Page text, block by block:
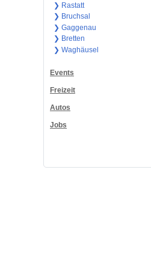
❯ Rastatt
❯ Bruchsal
❯ Gaggenau
❯ Bretten
❯ Waghäusel
Events
Freizeit
Autos
Jobs